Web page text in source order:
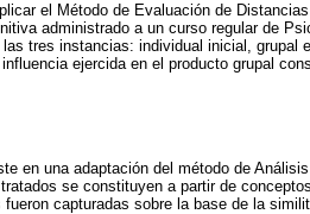
el Método de Evaluación de
administrado a un curso regular de
tres instancias: individual inicial, grupal
ejercida en el producto grupal
en una adaptación del método de
se constituyen a partir de
capturadas sobre la base de la